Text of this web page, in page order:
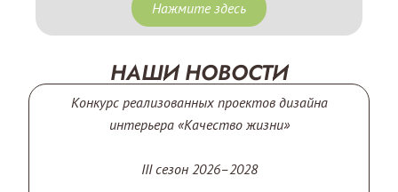
Нажмите здесь
НАШИ НОВОСТИ
Конкурс реализованных проектов дизайна
интерьера «Качество жизни»
III сезон 2026–2028